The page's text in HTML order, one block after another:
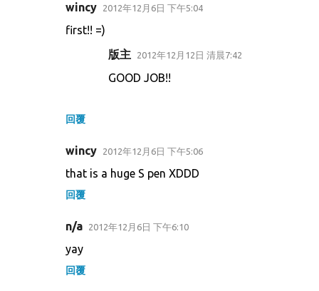
wincy 2012年12月6日 下午5:04
first!! =)
回覆
版主 2012年12月12日 清晨7:42
GOOD JOB!!
wincy 2012年12月6日 下午5:06
that is a huge S pen XDDD
回覆
n/a 2012年12月6日 下午6:10
yay
回覆